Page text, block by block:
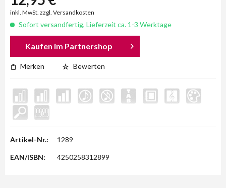
inkl. MwSt. zzgl. Versandkosten
Sofort versandfertig, Lieferzeit ca. 1-3 Werktage
Kaufen im Partnershop
Merken Bewerten
Artikel-Nr.: 1289
EAN/ISBN: 4250258312899